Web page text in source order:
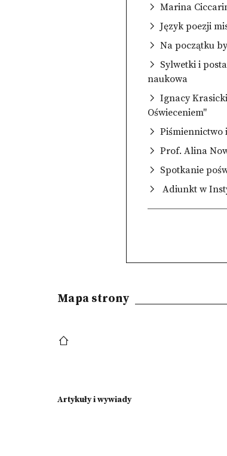
Marina
Język poezji
Na początku
Sylwetki i
naukowa
Ignacy
Oświeceniem"
Piśmiennictwo
Prof. Alina
Spotkanie
Adiunkt w
Mapa strony
Artykuły i wywiady